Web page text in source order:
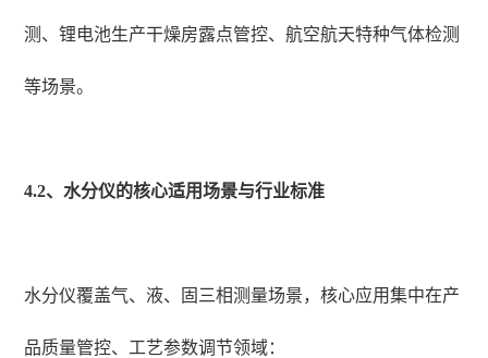
测、锂电池生产干燥房露点管控、航空航天特种气体检测
等场景。
4.2、水分仪的核心适用场景与行业标准
水分仪覆盖气、液、固三相测量场景，核心应用集中在产
品质量管控、工艺参数调节领域：